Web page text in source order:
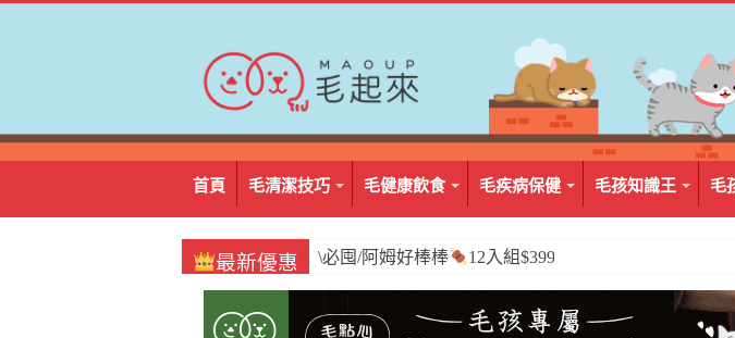
首頁 毛清潔技巧 毛健康飲食 毛疾病保健 毛孩知識王 毛
最新優惠 \必囤/阿姆好棒棒 12入組$399